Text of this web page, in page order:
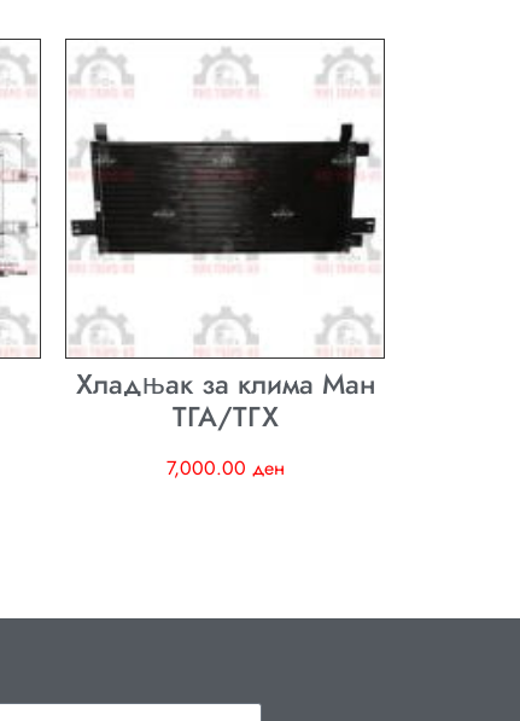
Хладњак за клима Ман
ТГА/ТГХ
7,000.00 ден